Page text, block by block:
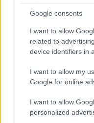
Google consents
I want to allow
related to
device identifiers in
I want to allow my
Google for online
I want to allow
personalized